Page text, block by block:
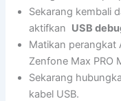
Sekarang kembali
aktifkan USB
Matikan
Zenfone Max PRO
Sekarang
kabel USB.